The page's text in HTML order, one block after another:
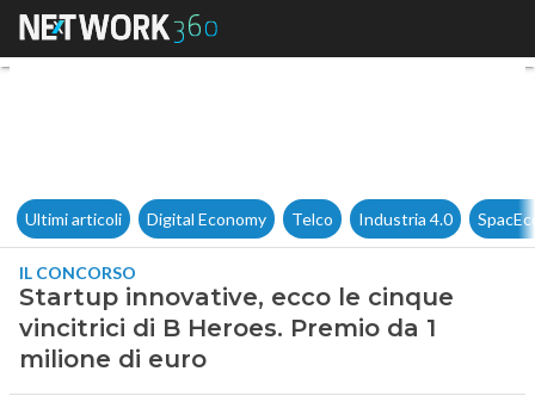
Startup innovative, ecco le
Ultimi articoli Digital Economy Telco Industria 4.0
IL CONCORSO
Startup innovative, ecco le cinque
vincitrici di B Heroes. Premio da 1
milione di euro